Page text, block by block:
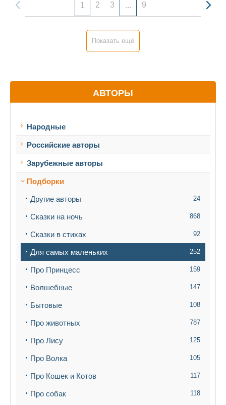
1 2 3 ... 9
Показать ещё
АВТОРЫ
Народные
Российские авторы
Зарубежные авторы
Подборки
Другие авторы 24
Сказки на ночь 868
Сказки в стихах 92
Для самых маленьких 252
Про Принцесс 159
Волшебные 147
Бытовые 108
Про животных 787
Про Лису 125
Про Волка 105
Про Кошек и Котов 117
Про собак 118